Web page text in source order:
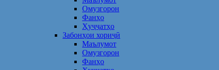
Омузгорон
Фанҳо
Ҳуҷҷатҳо
Забонҳои хориҷӣ
Маълумот
Омузгорон
Фанҳо